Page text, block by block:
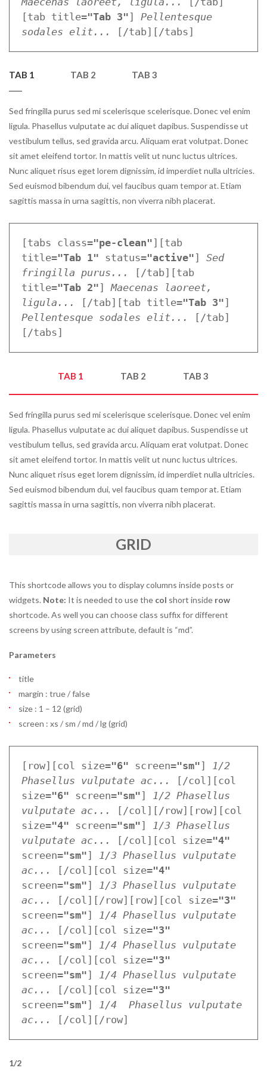
[tab title="Tab 3" ] Pellentesque
sodales elit...
[/tab][/tabs]
TAB 1 TAB 2 TAB 3
Sed fringilla purus sed mi scelerisque scelerisque. Donec vel enim
ligula. Phasellus vulputate ac dui aliquet dapibus. Suspendisse ut
vestibulum tellus, sed gravida arcu. Aliquam erat volutpat. Donec
sit amet eleifend tortor. In mattis velit ut nunc luctus ultrices.
Nunc aliquet risus eget lorem dignissim, id imperdiet nulla ultricies.
Sed euismod bibendum dui, vel faucibus quam tempor at. Etiam
sagittis massa in urna sagittis, non viverra nibh placerat.
[tabs class="pe-clean" ][tab
title="Tab 1" status="active" ] Sed
fringilla purus...
[/tab][tab
title="Tab 2" ] Maecenas laoreet,
ligula...
[/tab][tab title="Tab 3"
Pellentesque sodales elit...
[/tab]
[/tabs]
TAB 1 TAB 2 TAB 3
Sed fringilla purus sed mi scelerisque scelerisque. Donec vel enim
ligula. Phasellus vulputate ac dui aliquet dapibus. Suspendisse ut
vestibulum tellus, sed gravida arcu. Aliquam erat volutpat. Donec
sit amet eleifend tortor. In mattis velit ut nunc luctus ultrices.
Nunc aliquet risus eget lorem dignissim, id imperdiet nulla ultricies.
Sed euismod bibendum dui, vel faucibus quam tempor at. Etiam
sagittis massa in urna sagittis, non viverra nibh placerat.
GRID
This shortcode allows you to display columns inside posts or
widgets. Note: It is needed to use the col short inside row
shortcode. As well you can choose class suffix for different
screens by using screen attribute, default is “md”.
Parameters
title
margin : true / false
size : 1 – 12 (grid)
screen : xs / sm / md / lg (grid)
[row][col size="6" screen="sm" ] 1/2
Phasellus vulputate ac...
[/col][col
size="6" screen="sm" ] 1/2 Phasellus
vulputate ac...
[/col][/row][row][col
size="4" screen="sm" ] 1/3 Phasellus
vulputate ac...
[/col][col size="4"
screen="sm" ] 1/3 Phasellus vulputate
ac...
[/col][col size="4"
screen="sm" ] 1/3 Phasellus vulputate
ac...
[/col][/row][row][col size="3"
screen="sm" ] 1/4 Phasellus vulputate
ac...
[/col][col size="3"
screen="sm" ] 1/4 Phasellus vulputate
ac...
[/col][col size="3"
screen="sm" ] 1/4 Phasellus vulputate
ac...
[/col][col size="3"
screen="sm" ] 1/4  Phasellus vulputate
ac...
[/col][/row]
1/2